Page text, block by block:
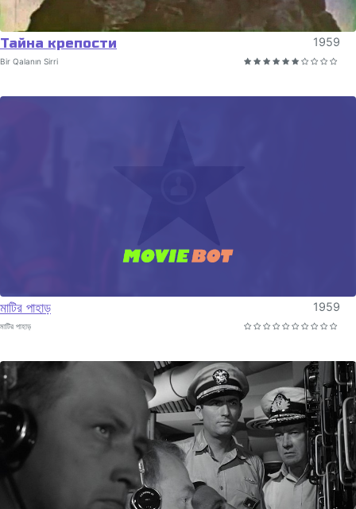
Тайна крепости 1959
Bir Qalanın Sirri
মাটির পাহাড় 1959
মাটির পাহাড়